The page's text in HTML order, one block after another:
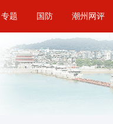
专题 国防 潮州网评